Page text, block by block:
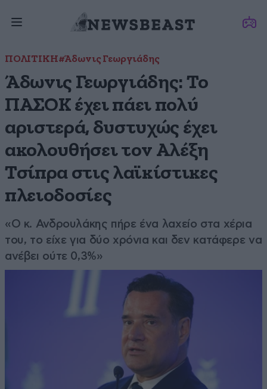
ΠΟΛΙΤΙΚΗ#Άδωνις Γεωργιάδης
Άδωνις Γεωργιάδης: Το
ΠΑΣΟΚ έχει πάει πολύ
αριστερά, δυστυχώς έχει
ακολουθήσει τον Αλέξη
Τσίπρα στις λαϊκίστικες
πλειοδοσίες
«Ο κ. Ανδρουλάκης πήρε ένα λαχείο στα χέρια
του, το είχε για δύο χρόνια και δεν κατάφερε να
ανέβει ούτε 0,3%»